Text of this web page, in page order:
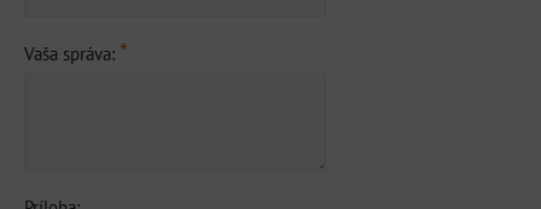
Vaša správa: *